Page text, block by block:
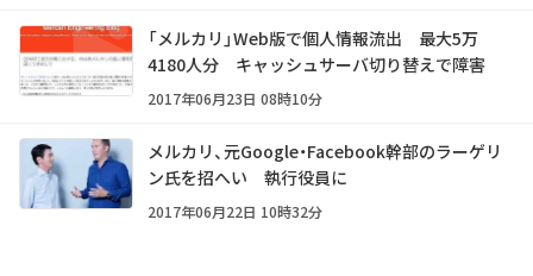
「メルカリ」Web版で個人情報流出 最大5万
4180人分 キャッシュサーバ切り替えで障害
2017年06月23日 08時10分
メルカリ、元Google・Facebook幹部のラーゲリ
ン氏を招へい 執行役員に
2017年06月22日 10時32分